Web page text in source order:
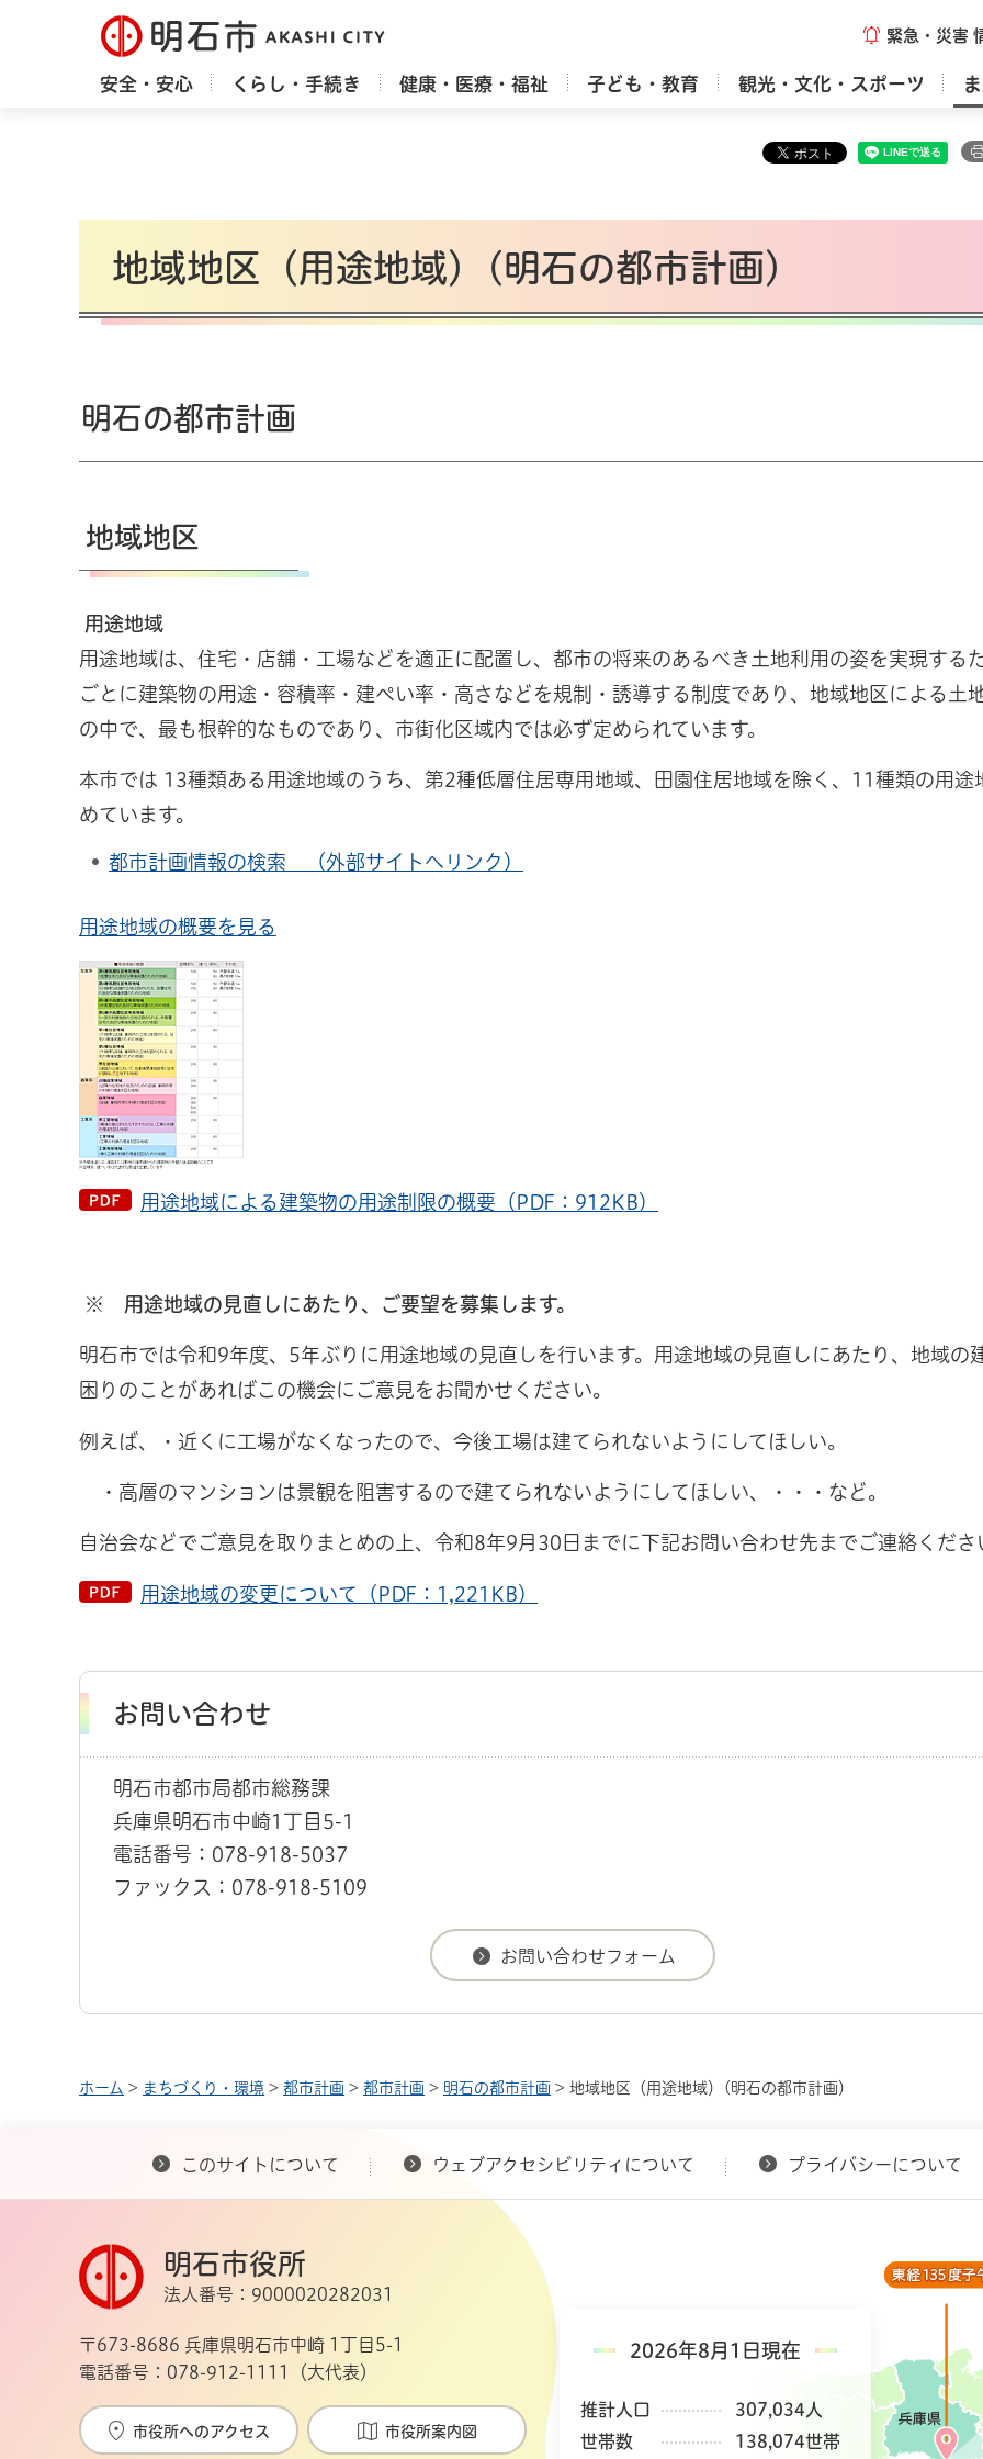
明石市 緊急・災害
安全・安心 くらし・手続き 健康・医療・福祉 子ども・教育 観光・文化・スポーツ
地域地区（用途地域）(明石の都市計画）
明石の都市計画
地域地区
用途地域
用途地域は、住宅・店舗・工場などを適正に配置し、都市の将来のあるべき土地利用の姿を実現する
ごとに建築物の用途・容積率・建ぺい率・高さなどを規制・誘導する制度であり、地域地区による土
の中で、最も根幹的なものであり、市街化区域内では必ず定められています。
本市では 13種類ある用途地域のうち、第2種低層住居専用地域、田園住居地域を除く、11種類の用途
めています。
都市計画情報の検索 （外部サイトへリンク）
用途地域の概要を見る
用途地域による建築物の用途制限の概要（PDF：912KB）
※ 用途地域の見直しにあたり、ご要望を募集します。
明石市では令和9年度、5年ぶりに用途地域の見直しを行います。用途地域の見直しにあたり、地域の
困りのことがあればこの機会にご意見をお聞かせください。
例えば、・近くに工場がなくなったので、今後工場は建てられないようにしてほしい。
・高層のマンションは景観を阻害するので建てられないようにしてほしい、・・・など。
自治会などでご意見を取りまとめの上、令和8年9月30日までに下記お問い合わせ先までご連絡くださ
用途地域の変更について（PDF：1,221KB）
お問い合わせ
明石市都市局都市総務課
兵庫県明石市中崎1丁目5-1
電話番号：078-918-5037
ファックス：078-918-5109
ホーム > まちづくり・環境 > 都市計画 > 都市計画 > 明石の都市計画 > 地域地区（用途地域）(明石の都市計画）
このサイトについて ウェブアクセシビリティについて プライバシーについて
2026年8月1日現在
推計人口
307,034人
世帯数
138,074世帯
明石市役所
法人番号：9000020282031
〒673-8686 兵庫県明石市中崎 1丁目5-1
電話番号：078-912-1111（大代表）
市役所へのアクセス 市役所案内図